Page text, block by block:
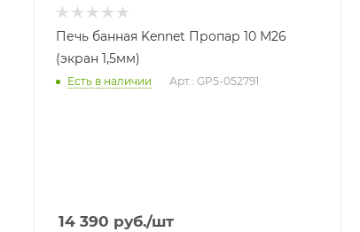
Печь банная Kennet Пропар 10 М26
(экран 1,5мм)
Есть в наличии Арт.: GP5-052791
14 390 руб./шт